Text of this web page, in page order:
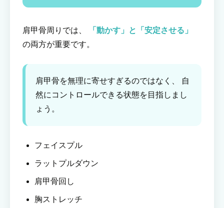
肩甲骨周りでは、
「動かす」と「安定させる」
の両方が重要です。
肩甲骨を無理に寄せすぎるのではなく、 自
然にコントロールできる状態を目指しまし
ょう。
フェイスプル
ラットプルダウン
肩甲骨回し
胸ストレッチ